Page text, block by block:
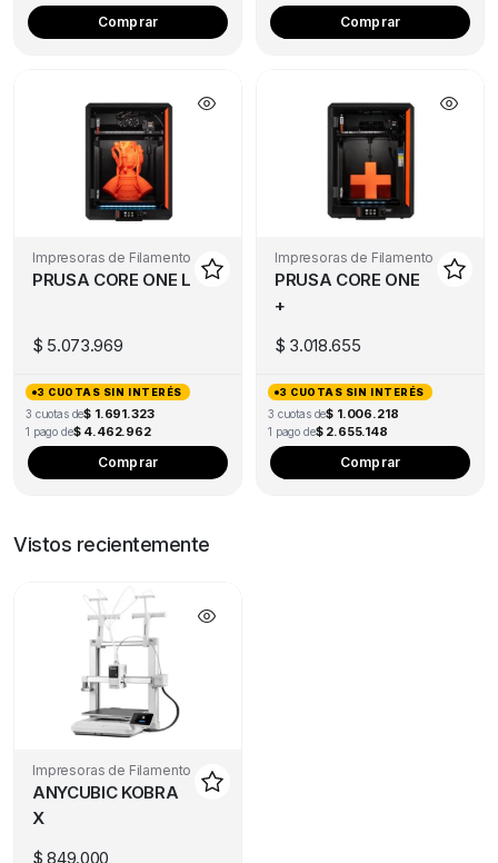
Comprar Comprar
Impresoras de Filamento
PRUSA CORE ONE L
$ 5.073.969
3 CUOTAS SIN INTERÉS
3 cuotas de$ 1.691.323
1 pago de$ 4.462.962
Comprar
Impresoras de Filamento
PRUSA CORE ONE
+
$ 3.018.655
3 CUOTAS SIN INTERÉS
3 cuotas de$ 1.006.218
1 pago de$ 2.655.148
Comprar
Vistos recientemente
Impresoras de Filamento
ANYCUBIC KOBRA
X
$ 849.000